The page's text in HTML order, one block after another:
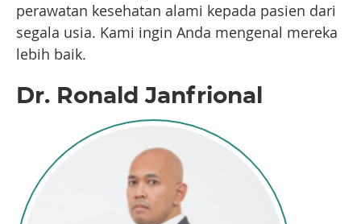
perawatan kesehatan alami kepada pasien dari
segala usia. Kami ingin Anda mengenal mereka
lebih baik.
Dr. Ronald Janfrional